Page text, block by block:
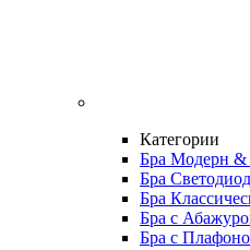
Категории
Бра Модерн
Бра
Бра
Бра с
Бра с